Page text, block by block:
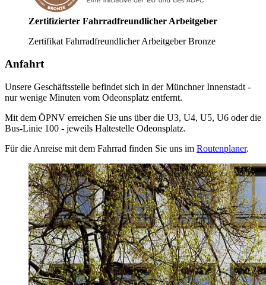
Zertifizierter Fahrradfreundlicher Arbeitgeber
Zertifikat Fahrradfreundlicher Arbeitgeber Bronze
Anfahrt
Unsere Geschäftsstelle befindet sich in der Münchner Innenstadt -
nur wenige Minuten vom Odeonsplatz entfernt.
Mit dem ÖPNV erreichen Sie uns über die U3, U4, U5, U6 oder die
Bus-Linie 100 - jeweils Haltestelle Odeonsplatz.
Für die Anreise mit dem Fahrrad finden Sie uns im Routenplaner.